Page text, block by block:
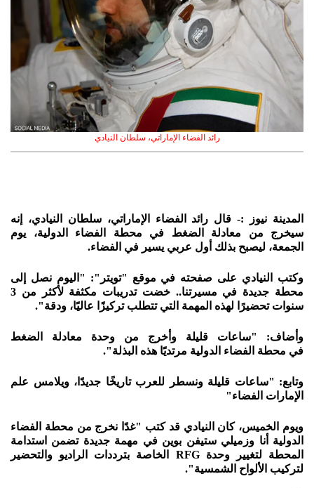
رائد الفضاء الإماراتي، سلطان النيادي
المدينة نيوز :- قال رائد الفضاء الإماراتي، سلطان النيادي، إنه
سيخرج من معادلة الضغط في محطة الفضاء الدولية، يوم
الجمعة، ليصبح بذلك أول عربي يسير في الفضاء.
وكتب النيادي على صفحته في موقع "تويتر": "اليوم نصل إلى
محطة جديدة في مسيرتنا.. خضت تدريبات مكثفة لأكثر من 3
سنوات تحضيرًا لهذه المهمة التي تتطلب تركيزًا عاليًا، ودقة".
وأضاف: "ساعات قليلة وأخرج من وحدة معادلة الضغط
في محطة الفضاء الدولية مرتديًا هذه البذلة".
وتابع: "ساعات قليلة ونسطر للعرب تاريخًا جديدًا، ويلامس علم
الإمارات الفضاء"
ويوم الخميس، كان النيادي قد كتب "غدًا نخرج من محطة الفضاء
الدولية أنا وزميلي ستيفن بوين في مهمة جديدة تضمن استدامة
المحطة لتغيير وحدة RFG الخاصة بترددات الراديو والتحضير
لتركيب الألواح الشمسية".